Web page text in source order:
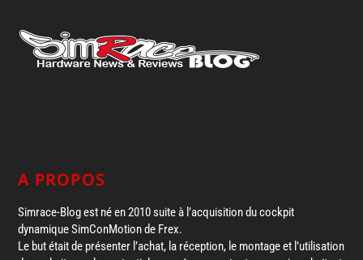
A PROPOS
Simrace-Blog est né en 2010 suite à l’acquisition du cockpit
dynamique SimConMotion de Frex.
Le but était de présenter l’achat, la réception, le montage et l’utilisation